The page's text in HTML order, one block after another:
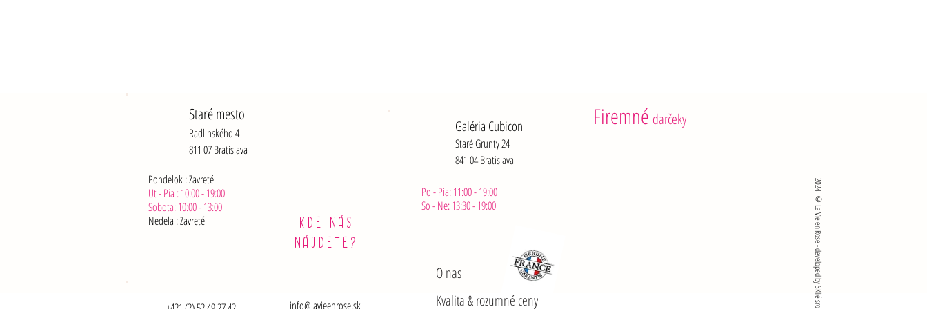
Galéria Cubicon
Staré Grunty 24
841 04 Bratislava
Po - Pia: 11:00 - 19:00
So - Ne: 13:30 - 19:00
KDE NÁS
NÁJDETE?
Firemné darčeky
2024 ©La Vie en Rose - developed by SKlié sro
info@lavieenrose.sk
Staré mesto
Radlinského 4
811 07 Bratislava
Pondelok : Zavreté
Ut - Pia : 10:00 - 19:00
Sobota: 10:00 - 13:00
Nedela :Zavreté
O nas
Kvalita & rozumné ceny